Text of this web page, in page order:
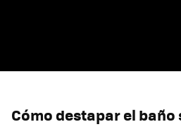
Cómo destapar el